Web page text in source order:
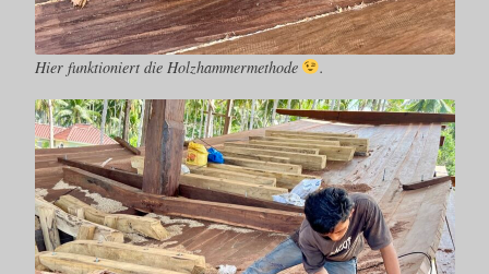
Hier funktioniert die Holzhammermethode .